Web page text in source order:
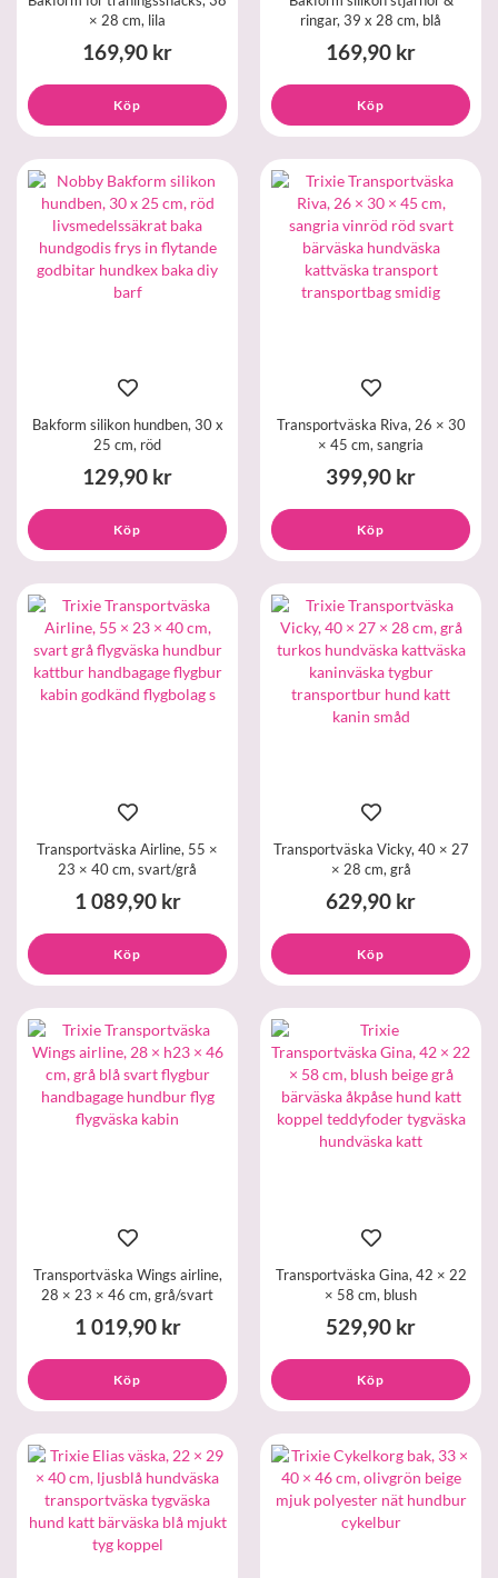
× 28 cm, lila
169,90 kr
Köp
ringar, 39 x 28 cm, blå
169,90 kr
Köp
Bakform silikon hundben, 30 x
25 cm, röd
129,90 kr
Köp
Transportväska Riva, 26 × 30
× 45 cm, sangria
399,90 kr
Köp
Transportväska Airline, 55 ×
23 × 40 cm, svart/grå
1 089,90 kr
Köp
Transportväska Vicky, 40 × 27
× 28 cm, grå
629,90 kr
Köp
Transportväska Wings airline,
28 × 23 × 46 cm, grå/svart
1 019,90 kr
Köp
Transportväska Gina, 42 × 22
× 58 cm, blush
529,90 kr
Köp